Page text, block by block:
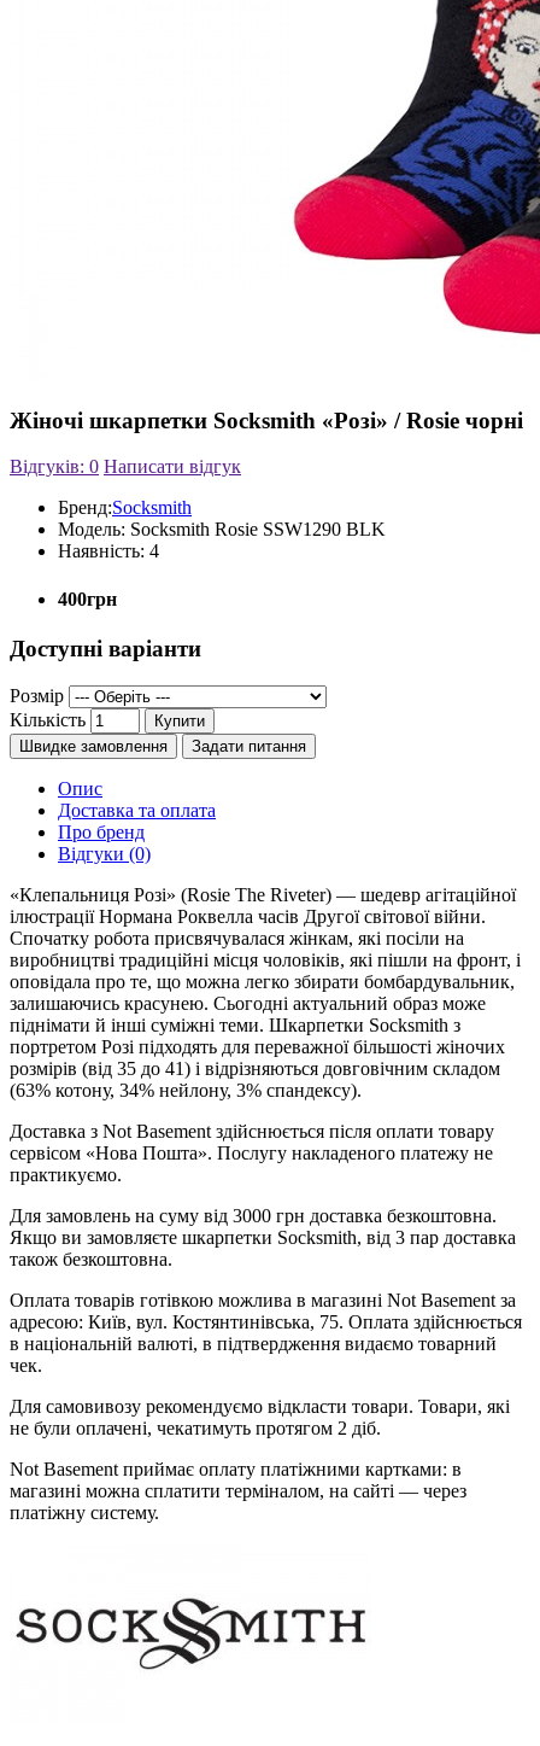
Жіночі шкарпетки Socksmith «Розі» / Rosie чорні
Відгуків: 0 Написати відгук
Бренд:Socksmith
Модель: Socksmith Rosie SSW1290 BLK
Наявність: 4
400грн
Доступні варіанти
Розмір
Кількість
Купити
Швидке замовлення
Задати питання
Опис
Доставка та оплата
Про бренд
Відгуки (0)
«Клепальниця Розі» (Rosie The Riveter) — шедевр агітаційної
ілюстрації Нормана Роквелла часів Другої світової війни.
Спочатку робота присвячувалася жінкам, які посіли на
виробництві традиційні місця чоловіків, які пішли на фронт, і
оповідала про те, що можна легко збирати бомбардувальник,
залишаючись красунею. Сьогодні актуальний образ може
піднімати й інші суміжні теми. Шкарпетки Socksmith з
портретом Розі підходять для переважної більшості жіночих
розмірів (від 35 до 41) і відрізняються довговічним складом
(63% котону, 34% нейлону, 3% спандексу).
Доставка з Not Basement здійснюється після оплати товару
сервісом «Нова Пошта». Послугу накладеного платежу не
практикуємо.
Для замовлень на суму від 3000 грн доставка безкоштовна.
Якщо ви замовляєте шкарпетки Socksmith, від 3 пар доставка
також безкоштовна.
Оплата товарів готівкою можлива в магазині Not Basement за
адресою: Київ, вул. Костянтинівська, 75. Оплата здійснюється
в національній валюті, в підтвердження видаємо товарний
чек.
Для самовивозу рекомендуємо відкласти товари. Товари, які
не були оплачені, чекатимуть протягом 2 діб.
Not Basement приймає оплату платіжними картками: в
магазині можна сплатити терміналом, на сайті — через
платіжну систему.